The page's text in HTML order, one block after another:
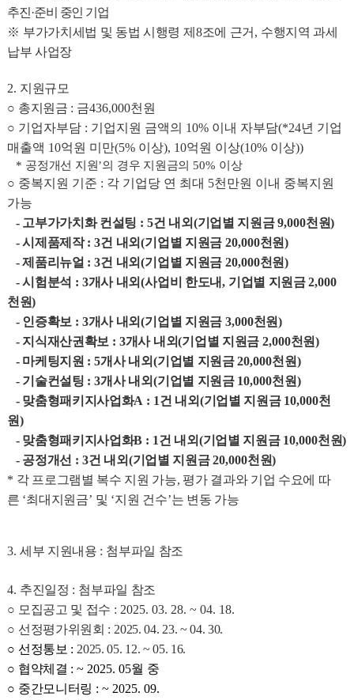
추진·준비 중인 기업
※ 부가가치세법 및 동법 시행령 제 8조에 근거 , 수행지역 과세
납부 사업장
2. 지원규모
○ 총지원금 : 금436,000천원
○ 기업자부담 : 기업지원 금액의 10% 이내 자부담(*24년 기업
매출액 10억원 미만(5% 이상), 10억원 이상(10% 이상))
* 공정개선 지원’의 경우 지원금의 50% 이상
○ 중복지원 기준 : 각 기업당 연 최대 5천만원 이내 중복지원
가능
- 고부가가치화 컨설팅 : 5건 내외 (기업별 지원금9,000천원)
- 시제품제작: 3건 내외(기업별 지원금 20,000천원)
- 제품리뉴얼 : 3건 내외(기업별 지원금 20,000천원)
- 시험분석 : 3개사 내외(사업비 한도내, 기업별 지원금2,000
천원)
- 인증확보 : 3개사 내외(기업별 지원금 3,000천원)
- 지식재산권확보 : 3개사 내외(기업별 지원금 2,000천원)
- 마케팅지원 : 5개사 내외 (기업별 지원금20,000천원)
- 기술컨설팅 : 3개사 내외 (기업별 지원금 10,000천원)
- 맞춤형패키지사업화A : 1건 내외 (기업별 지원금 10,000천
원)
- 맞춤형패키지사업화B : 1건 내외 (기업별 지원금 10,000천원)
- 공정개선 : 3건 내외 (기업별 지원금20,000천원)
* 각 프로그램별 복수 지원 가능, 평가 결과와 기업 수요에 따
른 ‘최대지원금’ 및 ‘지원 건수’는 변동 가능
3. 세부 지원내용 : 첨부파일 참조
4. 추진일정 : 첨부파일 참조
○ 모집공고 및 접수 : 2025. 03. 28. ~ 04. 18.
○ 선정평가위원회 : 2025. 04. 23. ~ 04. 30.
○ 선정통보 : 2025. 05. 12. ~ 05. 16.
○ 협약체결 : ~ 2025. 05월 중
○ 중간모니터링 : ~ 2025. 09.